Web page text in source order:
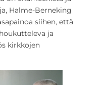
Halme-Berneking
siihen, että
ja
kirkkojen